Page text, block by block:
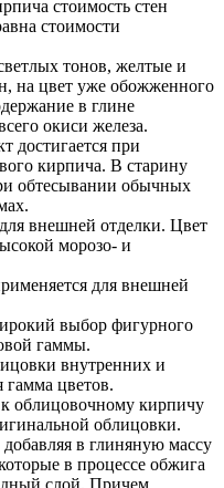
стоимость стен
стоимости
тонов, желтые и
на цвет уже обожженного
в глине
окиси железа.
достигается при
кирпича. В старину
обтесывании обычных
внешней отделки. Цвет
морозо- и
для внешней
выбор фигурного
гаммы.
внутренних и
цветов.
облицовочному кирпичу
облицовки.
в глиняную массу
в процессе обжига